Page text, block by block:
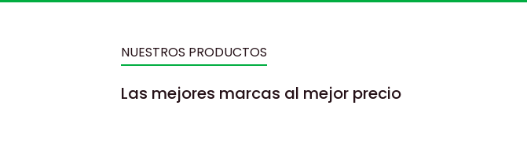
NUESTROS PRODUCTOS
Las mejores marcas al mejor precio